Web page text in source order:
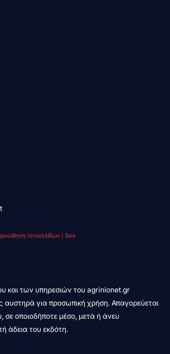
και των υπηρεσιών του agrinionet.gr
αυστηρά για προσωπική χρήση. Απαγορεύεται
σε οποιοδήποτε μέσο, μετά ή άνευ
άδεια του εκδότη.